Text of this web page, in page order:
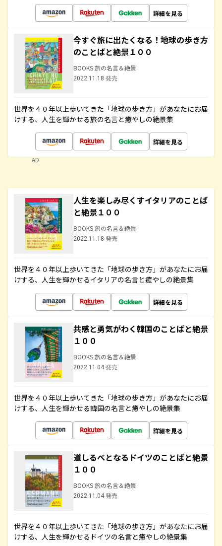
詳細を見る
今すぐ旅に出たくなる！地球の歩き方
のことばと絶景１００
BOOKS 旅の名言＆絶景
2022.11.18 発売
世界を４０年以上歩いてきた「地球の歩き方」があなたにお届
けする、人生を輝かせる旅の名言と癒やしの絶景集
詳細を見る
AD
人生を楽しみ尽くすイタリアのことば
と絶景１００
BOOKS 旅の名言＆絶景
2022.11.18 発売
世界を４０年以上歩いてきた「地球の歩き方」があなたにお届
けする、人生を輝かせるイタリアの名言と癒やしの絶景集
詳細を見る
共感と勇気がわく韓国のことばと絶景
１００
BOOKS 旅の名言＆絶景
2022.11.04 発売
世界を４０年以上歩いてきた「地球の歩き方」があなたにお届
けする、人生を輝かせる韓国の名言と癒やしの絶景集
詳細を見る
道しるべとなるドイツのことばと絶景
１００
BOOKS 旅の名言＆絶景
2022.11.04 発売
世界を４０年以上歩いてきた「地球の歩き方」があなたにお届
けする、人生を輝かせるドイツの名言と癒やしの絶景集